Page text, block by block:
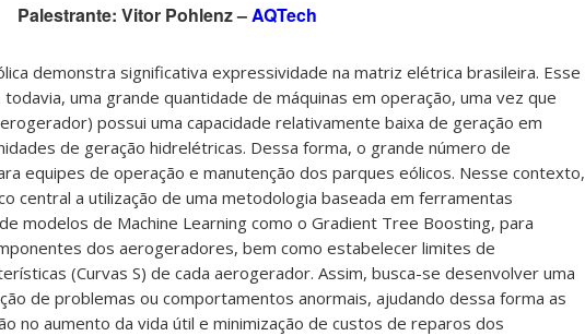
Palestrante: Vitor Pohlenz –AQTech
demonstra significativa expressividade na matriz elétrica brasileira. Esse
uma grande quantidade de máquinas em operação, uma vez que
possui uma capacidade relativamente baixa de geração em
de geração hidrelétricas. Dessa forma, o grande número de
equipes de operação e manutenção dos parques eólicos. Nesse contexto,
central a utilização de uma metodologia baseada em ferramentas
modelos de Machine Learning como o Gradient Tree Boosting, para
dos aerogeradores, bem como estabelecer limites de
(Curvas S) de cada aerogerador. Assim, busca-se desenvolver uma
de problemas ou comportamentos anormais, ajudando dessa forma as
no aumento da vida útil e minimização de custos de reparos dos